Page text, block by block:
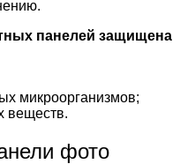
панелей защищена
микроорганизмов;
веществ.
фото